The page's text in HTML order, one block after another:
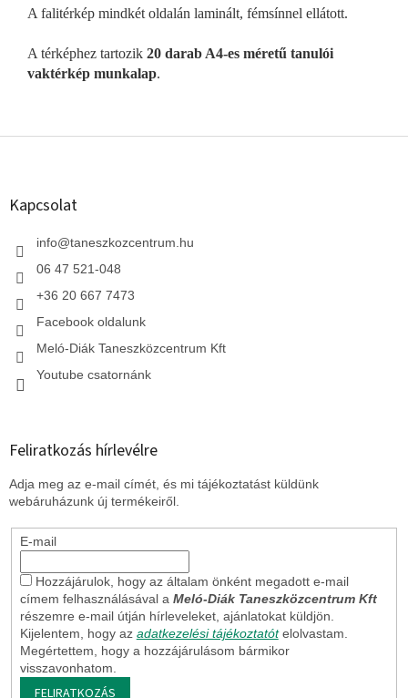
A falitérkép mindkét oldalán laminált, fémsínnel ellátott.
A térképhez tartozik 20 darab A4-es méretű tanulói
vaktérkép munkalap.
L
Kapcsolat
info@taneszkozcentrum.hu
06 47 521-048
+36 20 667 7473
Facebook oldalunk
Meló-Diák Taneszközcentrum Kft
Youtube csatornánk
Feliratkozás hírlevélre
Adja meg az e-mail címét, és mi tájékoztatást küldünk
webáruházunk új termékeiről.
E-mail
Hozzájárulok, hogy az általam önként megadott e-mail
címem felhasználásával a Meló-Diák Taneszközcentrum Kft
részemre e-mail útján hírleveleket, ajánlatokat küldjön.
Kijelentem, hogy az adatkezelési tájékoztatót elolvastam.
Megértettem, hogy a hozzájárulásom bármikor
visszavonhatom.
FELIRATKOZÁS